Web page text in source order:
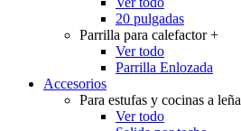
20 pulgadas
Parrilla para calefactor+
Ver todo
Parrilla Enlozada
Accesorios
Para estufas y cocinas a leña
Ver todo